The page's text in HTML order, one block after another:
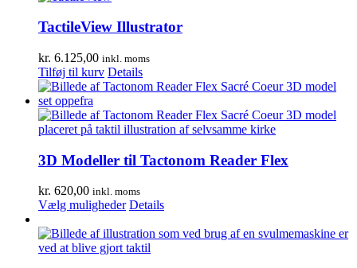
TactileView Illustrator
kr. 6.125,00 inkl. moms
Tilføj til kurv Details
3D Modeller til Tactonom Reader Flex
kr. 620,00 inkl. moms
Vælg muligheder Dette
har
flere
Details